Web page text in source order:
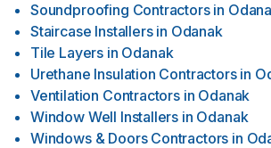
Soundproofing Contractors in
Staircase Installers in Odanak
Tile Layers in Odanak
Urethane Insulation Contractors in
Ventilation Contractors in Odanak
Window Well Installers in Odanak
Windows & Doors Contractors in